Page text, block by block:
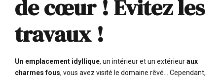
de cœur ! Évitez les
travaux !
Un emplacement idyllique, un intérieur et un extérieuraux
charmes fous, vous avez visité le domaine rêvé… Cependant,